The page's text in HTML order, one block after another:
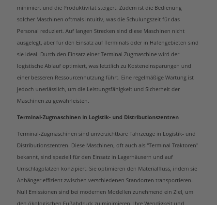
minimiert und die Produktivität steigert. Zudem ist die Bedienung
solcher Maschinen oftmals intuitiv, was die Schulungszeit für das
Personal reduziert. Auf langen Strecken sind diese Maschinen nicht
ausgelegt, aber für den Einsatz auf Terminals oder in Hafengebieten sind
sie ideal. Durch den Einsatz einer Terminal Zugmaschine wird der
logistische Ablauf optimiert, was letztlich zu Kosteneinsparungen und
einer besseren Ressourcennutzung führt. Eine regelmäßige Wartung ist
jedoch unerlässlich, um die Leistungsfähigkeit und Sicherheit der
Maschinen zu gewährleisten.
Terminal-Zugmaschinen in Logistik- und Distributionszentren
Terminal-Zugmaschinen sind unverzichtbare Fahrzeuge in Logistik- und
Distributionszentren. Diese Maschinen, oft auch als "Terminal Traktoren"
bekannt, sind speziell für den Einsatz in Lagerhäusern und auf
Umschlagplätzen konzipiert. Sie optimieren den Materialfluss, indem sie
Anhänger effizient zwischen verschiedenen Standorten transportieren.
Null Emissionen sind bei modernen Modellen zunehmend ein Ziel, um
den ökologischen Fußabdruck zu minimieren. Ihre Wendigkeit und